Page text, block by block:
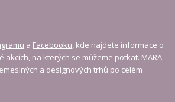
a Facebooku, kde najdete informace o
akcích, na kterých se můžeme potkat. MARA
a designových trhů po celém